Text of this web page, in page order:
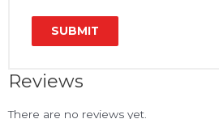
Reviews
There are no reviews yet.